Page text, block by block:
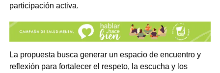
participación activa.
La propuesta busca generar un espacio de encuentro y
reflexión para fortalecer el respeto, la escucha y los